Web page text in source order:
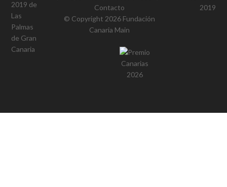
Contacto
© Copyright 2026 Fundación
Canaria Main